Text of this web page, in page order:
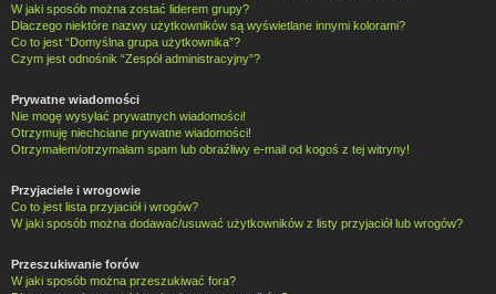
W jaki sposób można zostać liderem grupy?
Dlaczego niektóre nazwy użytkowników są wyświetlane innymi kolorami?
Co to jest “Domyślna grupa użytkownika”?
Czym jest odnośnik “Zespół administracyjny”?
Prywatne wiadomości
Nie mogę wysyłać prywatnych wiadomości!
Otrzymuję niechciane prywatne wiadomości!
Otrzymałem/otrzymałam spam lub obraźliwy e-mail od kogoś z tej witryny!
Przyjaciele i wrogowie
Co to jest lista przyjaciół i wrogów?
W jaki sposób można dodawać/usuwać użytkowników z listy przyjaciół lub wrogów?
Przeszukiwanie forów
W jaki sposób można przeszukiwać fora?